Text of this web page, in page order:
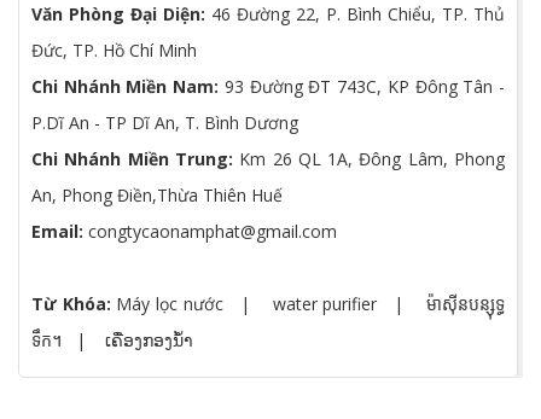
Văn Phòng Đại Diện: 46 Đường 22, P. Bình Chiểu, TP. Thủ
Đức, TP. Hồ Chí Minh
Chi Nhánh Miền Nam: 93 Đường ĐT 743C, KP Đông Tân -
P.Dĩ An - TP Dĩ An, T. Bình Dương
Chi Nhánh Miền Trung: Km 26 QL 1A, Đông Lâm, Phong
An, Phong Điền,Thừa Thiên Huế
Email: congtycaonamphat@gmail.com
Từ Khóa: Máy lọc nước| water purifier |ម៉ាស៊ីនបន្សុទ្ធ
ទឹក។ | ເຄື່ອງກອງນໍ້າ